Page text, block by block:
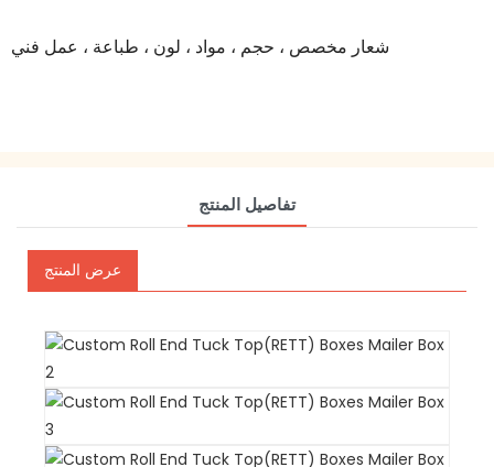
شعار مخصص ، حجم ، مواد ، لون ، طباعة ، عمل فني
تفاصيل المنتج
عرض المنتج